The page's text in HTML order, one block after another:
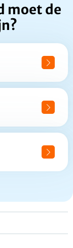
moet de